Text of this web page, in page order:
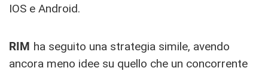
IOS e Android.
RIM ha seguito una strategia simile, avendo
ancora meno idee su quello che un concorrente